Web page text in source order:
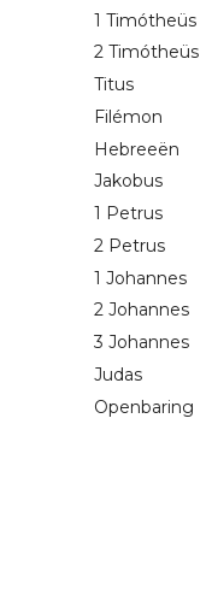
1 Timótheüs
2 Timótheüs
Titus
Filémon
Hebreeën
Jakobus
1 Petrus
2 Petrus
1 Johannes
2 Johannes
3 Johannes
Judas
Openbaring